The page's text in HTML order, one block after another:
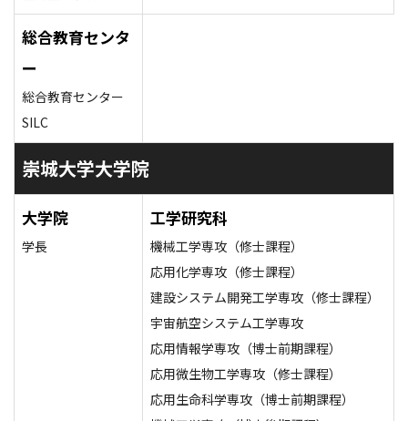
総合教育センタ
ー
総合教育センター
SILC
崇城大学大学院
大学院
学長
工学研究科
機械工学専攻（修士課程）
応用化学専攻（修士課程）
建設システム開発工学専攻（修士課程）
宇宙航空システム工学専攻
応用情報学専攻（博士前期課程）
応用微生物工学専攻（修士課程）
応用生命科学専攻（博士前期課程）